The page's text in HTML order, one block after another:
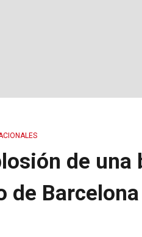
de una
de Barcelona